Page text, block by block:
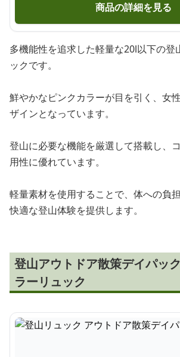
商品の詳細を見る
多機能性を追求した軽量な20l以下の登
ックです。
鮮やかなピンクカラーが目を引く、女
ザインとなっています。
登山に必要な機能を厳選して搭載し、
用性に優れています。
軽量素材を使用することで、体への負
快適な登山体験を提供します。
登山アウトドア散策デイパッ
ラーリュック